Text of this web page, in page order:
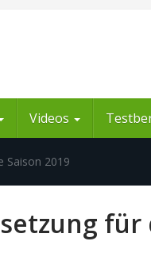
Videos
Saison 2019
für